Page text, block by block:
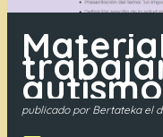
autismo
publicado por Bertateka el